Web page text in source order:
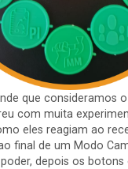
que consideramos
com muita
eles reagiam ao
final de um Modo
depois os botons